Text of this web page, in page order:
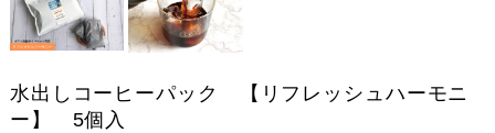
水出しコーヒーパック 【リフレッシュハーモニ
ー】 5個入